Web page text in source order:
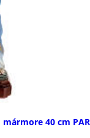
40 cm